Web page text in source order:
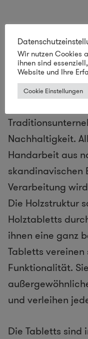
Ein Beispiel
Ary Home, die
Nachhaltigkeit.
Handarbeit aus
skandinavischen
Verarbeitung
Die Holzstruktur
Holztabletts
ihnen eine ganz
Tabletts vereinen
Funktionalität.
und verleihen
Die Tabletts sind
Wir nutzen Cookies
ihnen sind
Website und Ihre
Cookie Einstellungen